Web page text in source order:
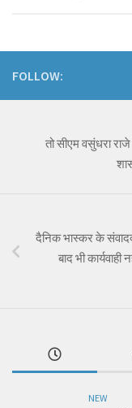
FOLLOW:
तो सीएम वसुंधरा
दैनिक भास्कर के
बाद भी
NEW